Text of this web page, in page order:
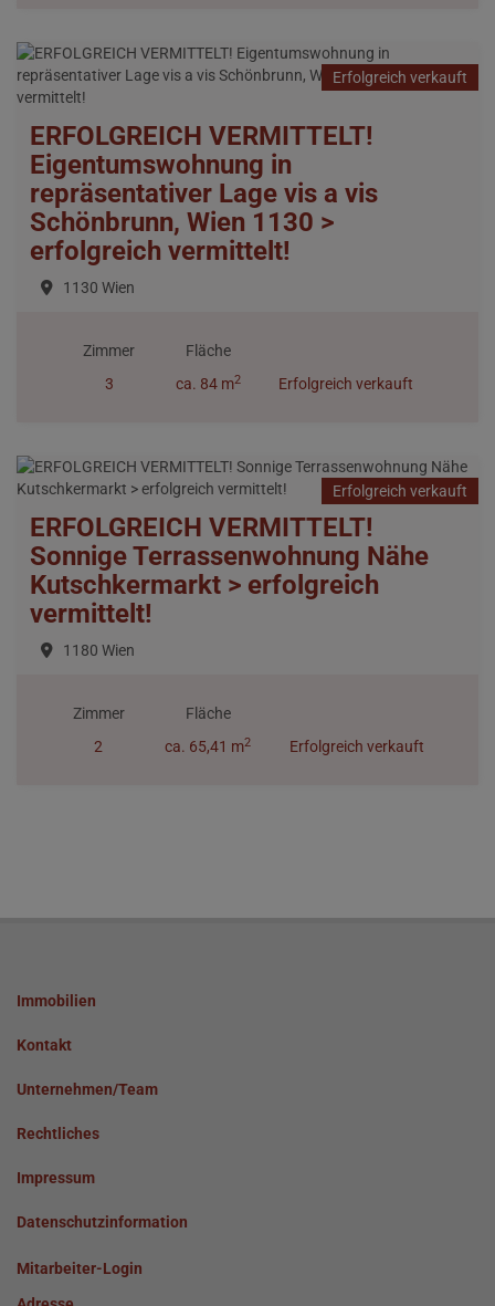
Erfolgreich verkauft
ERFOLGREICH VERMITTELT!
Eigentumswohnung in
repräsentativer Lage vis a vis
Schönbrunn, Wien 1130 >
erfolgreich vermittelt!
1130 Wien
Zimmer
3
Fläche
ca. 84 m2 Erfolgreich verkauft
Erfolgreich verkauft
ERFOLGREICH VERMITTELT!
Sonnige Terrassenwohnung Nähe
Kutschkermarkt > erfolgreich
vermittelt!
1180 Wien
Zimmer
2
Fläche
ca. 65,41 m2 Erfolgreich verkauft
Immobilien
Kontakt
Unternehmen/Team
Rechtliches
Impressum
Datenschutzinformation
Mitarbeiter-Login